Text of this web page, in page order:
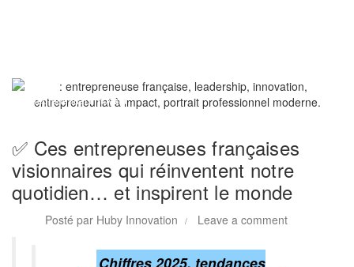
Entrepreneuriat Innovant
✅ Ces entrepreneuses françaises
visionnaires qui réinventent notre
quotidien… et inspirent le monde
Posté par Huby Innovation Leave a comment
Chiffres 2025, tendances